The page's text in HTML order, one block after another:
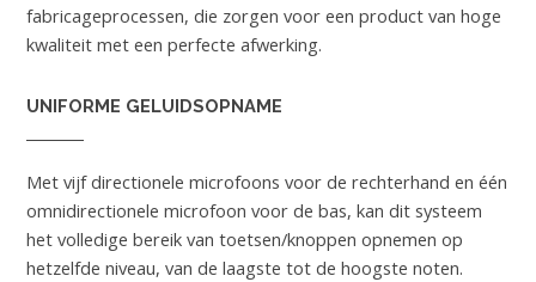
fabricageprocessen, die zorgen voor een product van hoge
kwaliteit met een perfecte afwerking.
UNIFORME GELUIDSOPNAME
Met vijf directionele microfoons voor de rechterhand en één
omnidirectionele microfoon voor de bas, kan dit systeem
het volledige bereik van toetsen/knoppen opnemen op
hetzelfde niveau, van de laagste tot de hoogste noten.